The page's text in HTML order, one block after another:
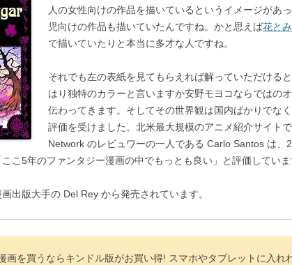
人の女性向けの作品を描いているというイメージがあ
児向けの作品も描いていたんですね。かと思えば花と
で描いていたりと本当に多才な人ですね。
それでも左の表紙を見てもらえれば解っていただける
はり独特のカラーと言いますか安野モヨコならではの
伝わってきます。そしてその世界観は国内ばかりでな
評価を受けました。北米最大規模のアニメ紹介サイト
Network のレビュワーの一人である Carlo Santos は、
こ5年のファンタジー漫画の中でもっとも良い」と評価していま
出版大手の Del Rey から発売されています。
画を買うならキンドル版がお買い得! スマホやタブレットに入れ